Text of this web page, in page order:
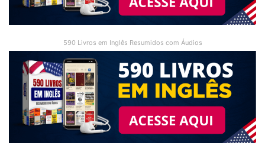
590 Livros em Inglês Resumidos com Áudios